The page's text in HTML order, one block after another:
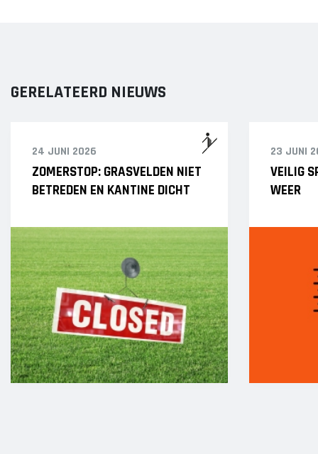
GERELATEERD NIEUWS
24 JUNI 2026
ZOMERSTOP: GRASVELDEN NIET
BETREDEN EN KANTINE DICHT
23 JUNI
VEILIG
WEER